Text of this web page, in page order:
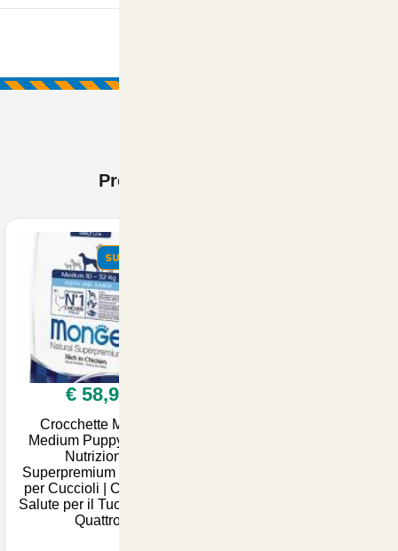
Prodotti Visti di recente
SUMMER
€ 58,90
Crocchette Monge
Medium Puppy 12kg -
Nutrizione
Superpremium Naturale
per Cuccioli | Comfort e
Salute per il Tuo Amico a
Quattro